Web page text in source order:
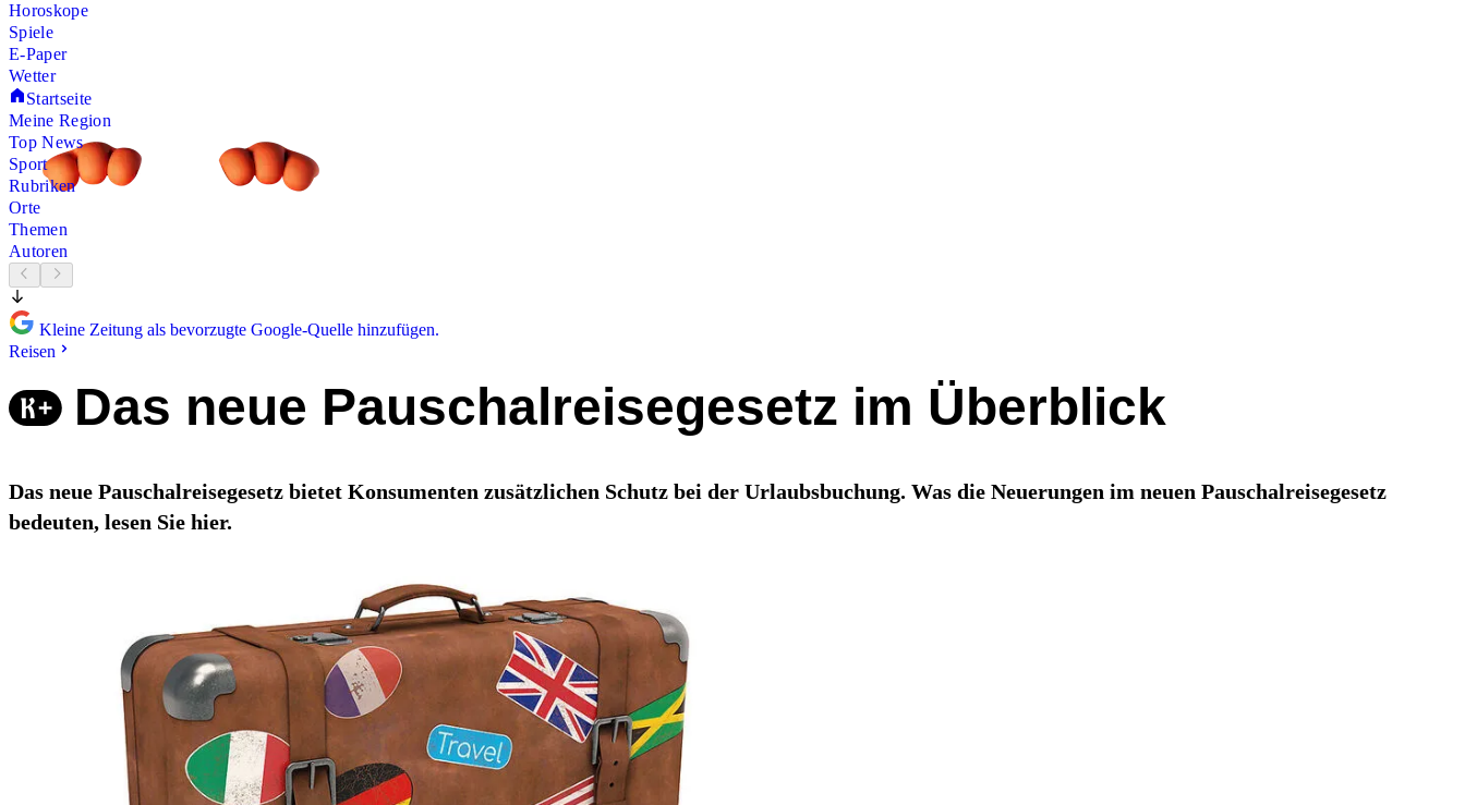
Horoskope
Spiele
E-Paper
Wetter
Startseite
Meine Region
Top News
Sport
Rubriken
Orte
Themen
Autoren
Kleine Zeitung als bevorzugte Google-Quelle hinzufügen.
Reisen
Das neue Pauschalreisegesetz im Überblick
Das neue Pauschalreisegesetz bietet Konsumenten zusätzlichen Schutz bei der Urlaubsbuchung. Was die Neuerungen im neuen Pauschalreisegesetz
bedeuten, lesen Sie hier.